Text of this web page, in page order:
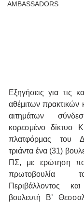
AMBASSADORS
Εξηγήσεις για τις
αθέμιτων πρακτικών
αιτημάτων
κορεσμένο δίκτυο
πλατφόρμας του
τριάντα ένα (31)
ΠΣ, με ερώτηση
πρωτοβουλία
Περιβάλλοντος
βουλευτή Β’